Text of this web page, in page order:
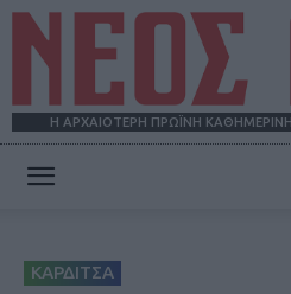
Η ΑΡΧΑΙΟΤΕΡΗ ΠΡΩΪΝΗ
ΚΑΡΔΙΤΣΑ